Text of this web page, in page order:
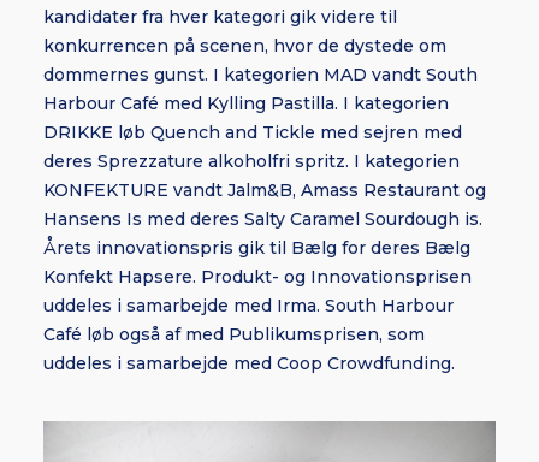
kandidater fra hver kategori gik videre til
konkurrencen på scenen, hvor de dystede om
dommernes gunst. I kategorien MAD vandt South
Harbour Café med Kylling Pastilla. I kategorien
DRIKKE løb Quench and Tickle med sejren med
deres Sprezzature alkoholfri spritz. I kategorien
KONFEKTURE vandt Jalm&B, Amass Restaurant og
Hansens Is med deres Salty Caramel Sourdough is.
Årets innovationspris gik til Bælg for deres Bælg
Konfekt Hapsere. Produkt- og Innovationsprisen
uddeles i samarbejde med Irma. South Harbour
Café løb også af med Publikumsprisen, som
uddeles i samarbejde med Coop Crowdfunding.